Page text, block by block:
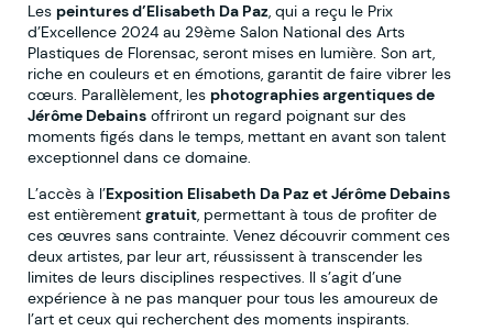
Les peintures d’Elisabeth Da Paz, qui a reçu le Prix
d’Excellence 2024 au 29ème Salon National des Arts
Plastiques de Florensac, seront mises en lumière. Son art,
riche en couleurs et en émotions, garantit de faire vibrer les
cœurs. Parallèlement, les photographies argentiques de
Jérôme Debains offriront un regard poignant sur des
moments figés dans le temps, mettant en avant son talent
exceptionnel dans ce domaine.
L’accès à l’Exposition Elisabeth Da Paz et Jérôme Debains
est entièrement gratuit, permettant à tous de profiter de
ces œuvres sans contrainte. Venez découvrir comment ces
deux artistes, par leur art, réussissent à transcender les
limites de leurs disciplines respectives. Il s’agit d’une
expérience à ne pas manquer pour tous les amoureux de
l’art et ceux qui recherchent des moments inspirants.